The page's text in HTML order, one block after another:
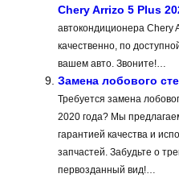
Chery Arrizo 5 Plus
автокондиционера Chery
качественно, по
вашем авто. Звоните!…
Замена лобового
Требуется замена
2020 года? Мы
гарантией качества и
запчастей. Забудьте о
первозданный вид!…